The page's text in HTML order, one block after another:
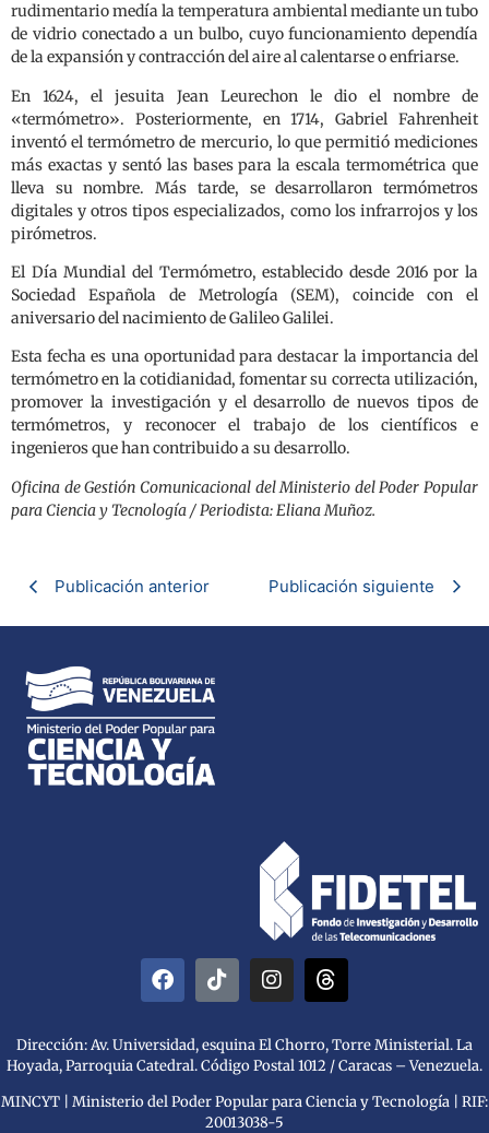
rudimentario medía la temperatura ambiental mediante un tubo
de vidrio conectado a un bulbo, cuyo funcionamiento dependía
de la expansión y contracción del aire al calentarse o enfriarse.
En 1624, el jesuita Jean Leurechon le dio el nombre de
«termómetro». Posteriormente, en 1714, Gabriel Fahrenheit
inventó el termómetro de mercurio, lo que permitió mediciones
más exactas y sentó las bases para la escala termométrica que
lleva su nombre. Más tarde, se desarrollaron termómetros
digitales y otros tipos especializados, como los infrarrojos y los
pirómetros.
El Día Mundial del Termómetro, establecido desde 2016 por la
Sociedad Española de Metrología (SEM), coincide con el
aniversario del nacimiento de Galileo Galilei.
Esta fecha es una oportunidad para destacar la importancia del
termómetro en la cotidianidad, fomentar su correcta utilización,
promover la investigación y el desarrollo de nuevos tipos de
termómetros, y reconocer el trabajo de los científicos e
ingenieros que han contribuido a su desarrollo.
Oficina de Gestión Comunicacional del Ministerio del Poder Popular
para Ciencia y Tecnología / Periodista: Eliana Muñoz.
Publicación anterior Publicación siguiente
Dirección: Av. Universidad, esquina El Chorro, Torre Ministerial. La
Hoyada, Parroquia Catedral. Código Postal 1012 / Caracas – Venezuela.
MINCYT | Ministerio del Poder Popular para Ciencia y Tecnología | RIF:
20013038-5